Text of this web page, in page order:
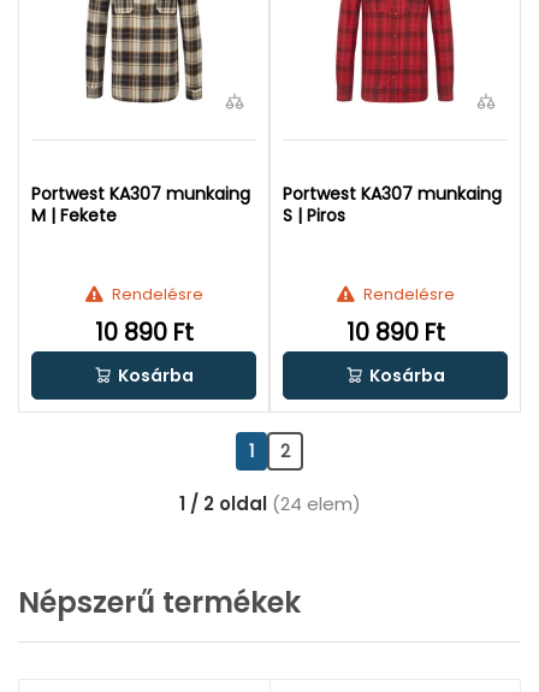
Portwest KA307 munkaing
M | Fekete
Rendelésre
10 890 Ft
Kosárba
Portwest KA307 munkaing
S | Piros
Rendelésre
10 890 Ft
Kosárba
1 2
1 / 2 oldal(24 elem)
Népszerű termékek